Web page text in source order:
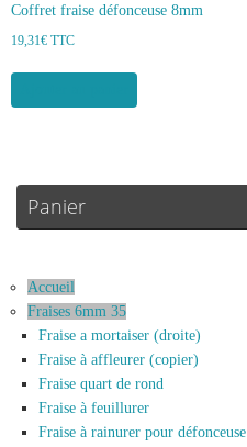
Coffret fraise défonceuse 8mm
19,31 € TTC
Panier
Accueil
Fraises 6mm 35
Fraise a mortaiser (droite)
Fraise à affleurer (copier)
Fraise quart de rond
Fraise à feuillurer
Fraise à rainurer pour défonceuse